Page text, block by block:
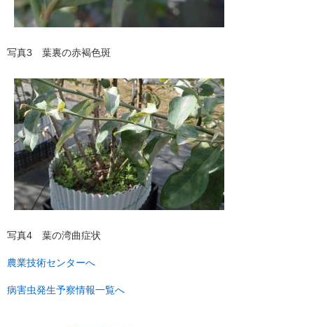
写真3 葉裏の赤褐色斑
写真4 葉の湾曲症状
農業技術センターへ
病害虫発生予察情報一覧へ